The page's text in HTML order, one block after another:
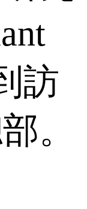
訪
。